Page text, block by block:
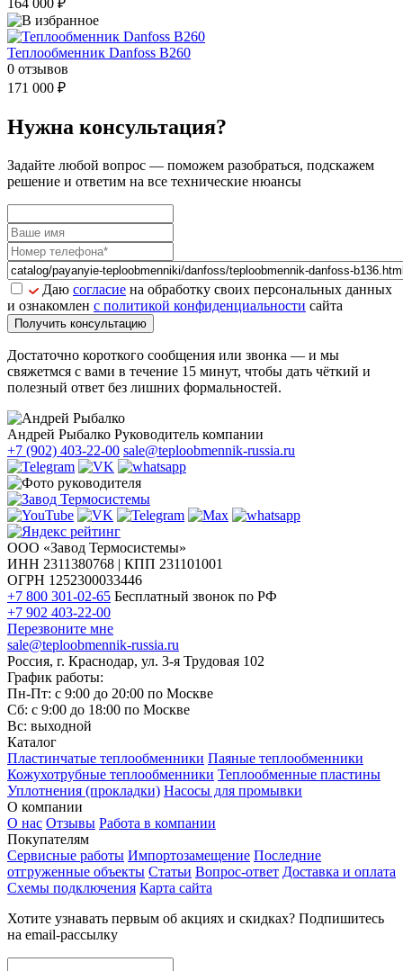
164 000 ₽
Теплообменник Danfoss B260
0 отзывов
171 000 ₽
Нужна консультация?
Задайте любой вопрос — поможем разобраться, подскажем
решение и ответим на все технические нюансы
Даю согласие на обработку своих персональных данных
и ознакомлен с политикой конфиденциальности сайта
Получить консультацию
Достаточно короткого сообщения или звонка — и мы
свяжетмся с вами в течение 15 минут, чтобы дать чёткий и
полезный ответ без лишних формальностей.
Андрей Рыбалко Руководитель компании
+7 (902) 403-22-00 sale@teploobmennik-russia.ru
ООО «Завод Термосистемы»
ИНН 2311380768 | КПП 231101001
ОГРН 1252300033446
+7 800 301-02-65 Бесплатный звонок по РФ
+7 902 403-22-00
Перезвоните мне
sale@teploobmennik-russia.ru
Россия, г. Краснодар, ул. 3-я Трудовая 102
График работы:
Пн-Пт: с 9:00 до 20:00 по Москве
Сб: с 9:00 до 18:00 по Москве
Вс: выходной
Каталог
Пластинчатые теплообменники Паяные теплообменники
Кожухотрубные теплообменники Теплообменные пластины
Уплотнения (прокладки) Насосы для промывки
О компании
О нас Отзывы Работа в компании
Покупателям
Сервисные работы Импортозамещение Последние
отгруженные объекты Статьи Вопрос-ответ Доставка и оплата
Схемы подключения Карта сайта
Хотите узнавать первым об акциях и скидках? Подпишитесь
на email-рассылку